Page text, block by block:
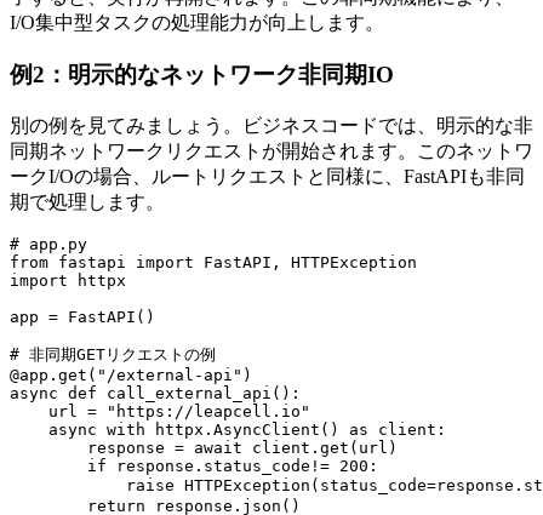
I/O集中型タスクの処理能力が向上します。
例2：明示的なネットワーク非同期IO
別の例を見てみましょう。ビジネスコードでは、明示的な非
同期ネットワークリクエストが開始されます。このネットワ
ークI/Oの場合、ルートリクエストと同様に、FastAPIも非同
期で処理します。
# app.py
from fastapi import FastAPI, HTTPException
import httpx
app = FastAPI()
# 非同期GETリクエストの例
@app.get("/external-api")
async def call_external_api():
    url = "https://leapcell.io"
    async with httpx.AsyncClient() as client:
        response = await client.get(url)
        if response.status_code!= 200:
raise